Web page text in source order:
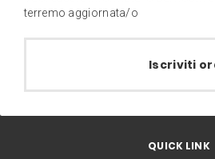
terremo aggiornata/o
Iscriviti
QUICK LINK